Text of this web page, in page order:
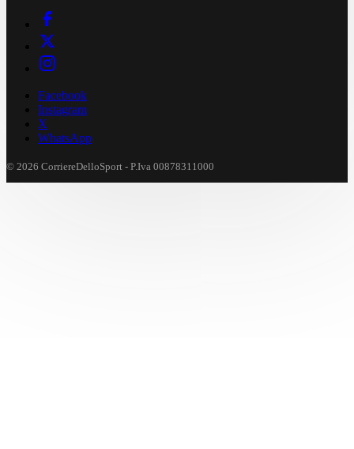
Facebook
Instagram
X
WhatsApp
© 2026 CorriereDelloSport - P.Iva 00878311000